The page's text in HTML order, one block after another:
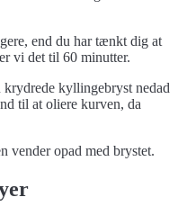
end du har tænkt dig at
vi det til 60 minutter.
kyllingebryst nedad
til at oliere kurven, da
vender opad med brystet.